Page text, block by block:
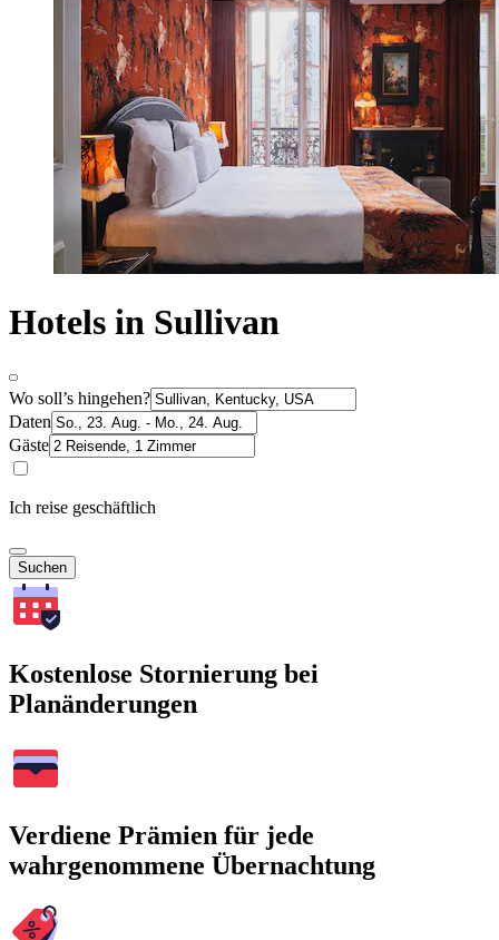
Hotels in Sullivan
Wo soll’s hingehen?
Daten
Gäste
Ich reise geschäftlich
Suchen
Kostenlose Stornierung bei
Planänderungen
Verdiene Prämien für jede
wahrgenommene Übernachtung